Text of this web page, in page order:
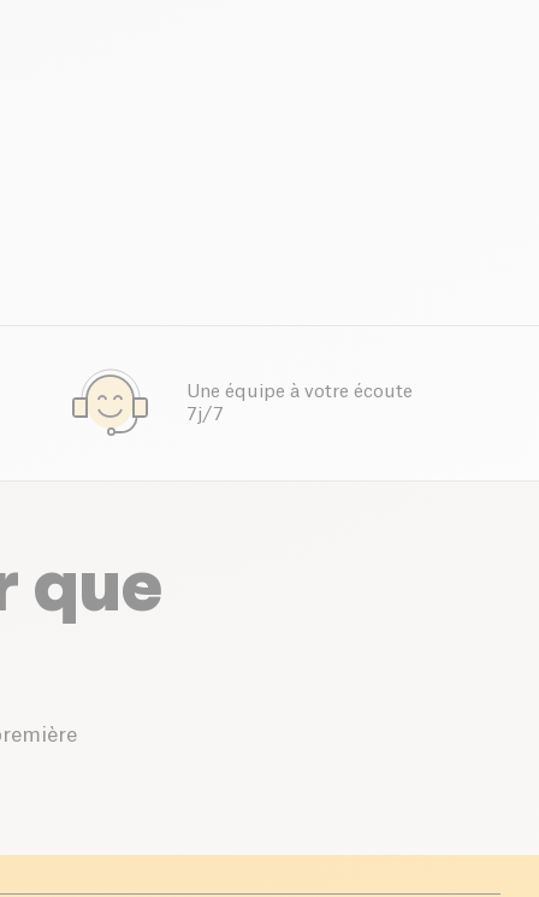
Une équipe à votre écoute
7j/7
que